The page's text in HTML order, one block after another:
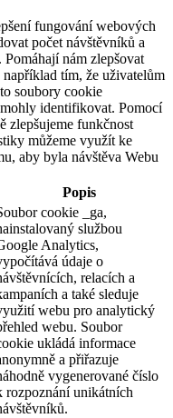
fungování webových
počet návštěvníků a
nám zlepšovat
tím, že uživatelům
soubory cookie
identifikovat. Pomocí
zlepšujeme funkčnost
můžeme využít ke
aby byla návštěva Webu
Popis
cookie _ga,
službou
Analytics,
údaje o
relacích a
a také sleduje
webu pro analytický
webu. Soubor
ukládá informace
a přiřazuje
vygenerované číslo
rozpoznání unikátních